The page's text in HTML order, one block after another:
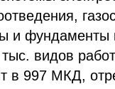
и фундаменты
видов
в 997 МКД,